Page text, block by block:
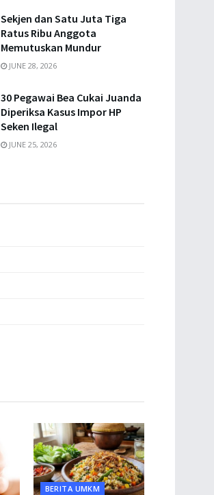
Sekjen dan Satu Juta Tiga
Ratus Ribu Anggota
Memutuskan Mundur
JUNE 28, 2026
30 Pegawai Bea Cukai Juanda
Diperiksa Kasus Impor HP
Seken Ilegal
JUNE 25, 2026
BERITA UMKM